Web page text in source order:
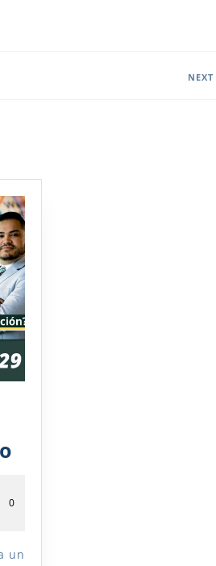
NEXT
Citas
Ahora
0